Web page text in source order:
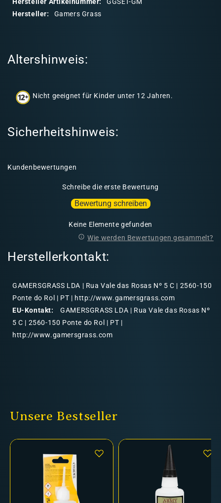
n
Hersteller:
Gamers Grass
Altershinweis:
Nicht geeignet für Kinder unter 12 Jahren.
Sicherheitshinweis:
Kundenbewertungen
Schreibe die erste Bewertung
Bewertung schreiben
Keine Elemente gefunden
Wie werden Bewertungen gesammelt?
Herstellerkontakt:
GAMERSGRASS LDA | Rua Vale das Rosas Nº 5 C | 2560-150
Ponte do Rol | PT | http://www.gamersgrass.com
EU-Kontakt:
GAMERSGRASS LDA | Rua Vale das Rosas Nº
5 C | 2560-150 Ponte do Rol | PT |
http://www.gamersgrass.com
Unsere Bestseller